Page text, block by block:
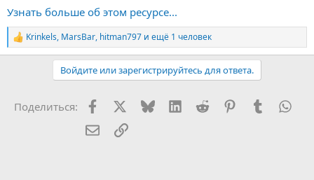
Узнать больше об этом ресурсе...
Р
е
и
Krinkels, MarsBar, hitman797 и ещё 1 человек
Войдите или зарегистрируйтесь для ответа.
Поделиться: FacebookX (Twitter)
BlueskyLinkedInReddit PinterestTumblr
Электронная почта
Ссылка